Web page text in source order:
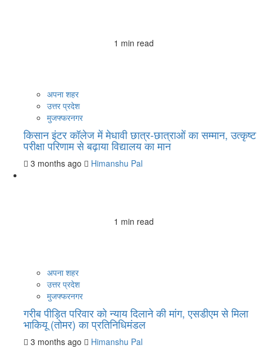
1 min read
अपना शहर
उत्तर प्रदेश
मुजफ्फरनगर
किसान इंटर कॉलेज में मेधावी छात्र-छात्राओं का सम्मान, उत्कृष्ट
परीक्षा परिणाम से बढ़ाया विद्यालय का मान
3 months ago Himanshu Pal
1 min read
अपना शहर
उत्तर प्रदेश
मुजफ्फरनगर
गरीब पीड़ित परिवार को न्याय दिलाने की मांग, एसडीएम से मिला
भाकियू (तोमर) का प्रतिनिधिमंडल
3 months ago Himanshu Pal